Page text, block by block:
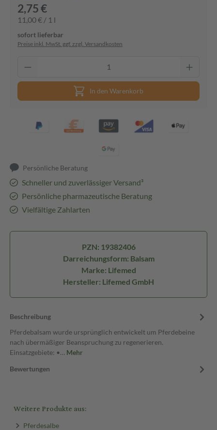
2,75 €
11,00 € / 1 l
sofort lieferbar
Preise inkl. MwSt. ggf. zzgl. Versandkosten
In den Warenkorb
Persönliche Beratung
Schneller und zuverlässiger Versand³
Persönliche pharmazeutische Beratung
Vielfältige Zahlarten
PZN: 19382406
Darreichungsform: Balsam
Marke: Lifemed
Hersteller: Lifemed GmbH
Beschreibung
Pferdebalsam wurde ursprünglich entwickelt um Pferdebeine
nach übermäßiger Beanspruchung zu regenerieren.
Einsatzgebiete: •… Mehr
Bewertungen
Weitere Produkte aus:
Pferdesalbe